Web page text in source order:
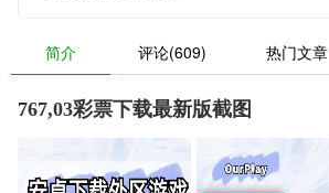
简介 评论(609) 热门文章
767,03彩票下载最新版截图